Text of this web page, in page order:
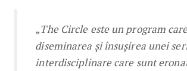
„The Circle este un program
diseminarea și însușirea unei
interdisciplinare care sunt